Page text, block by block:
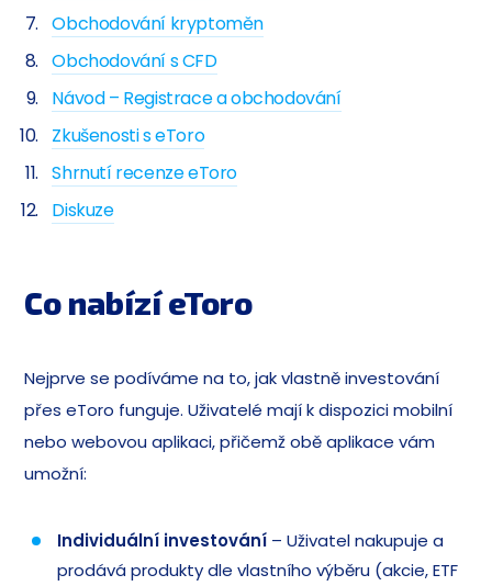
Obchodování kryptoměn
Obchodování s CFD
Návod – Registrace a obchodování
Zkušenosti s eToro
Shrnutí recenze eToro
Diskuze
Co nabízí eToro
Nejprve se podíváme na to, jak vlastně investování
přes eToro funguje. Uživatelé mají k dispozici mobilní
nebo webovou aplikaci, přičemž obě aplikace vám
umožní:
Individuální investování – Uživatel nakupuje a
prodává produkty dle vlastního výběru (akcie, ETF